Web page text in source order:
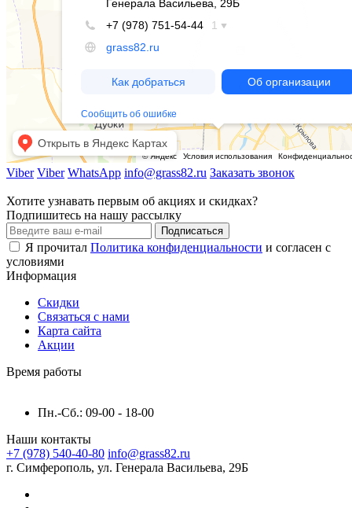
Viber Viber WhatsApp info@grass82.ru Заказать звонок
Хотите узнавать первым об акциях и скидках?
Подпишитесь на нашу рассылку
Подписаться
Я прочитал Политика конфиденциальности и согласен с
условиями
Информация
Скидки
Связаться с нами
Карта сайта
Акции
Время работы
Пн.-Сб.: 09-00 - 18-00
Наши контакты
+7 (978) 540-40-80 info@grass82.ru
г. Симферополь, ул. Генерала Васильева, 29Б